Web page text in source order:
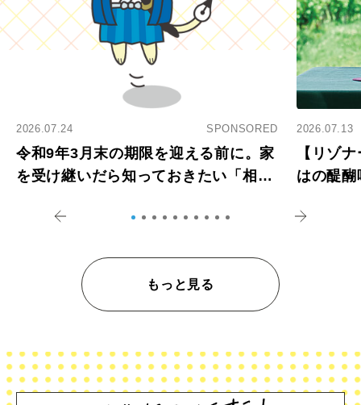
2026.07.24 SPONSORED
令和9年3月末の期限を迎える前に。家
を受け継いだら知っておきたい「相続
2026.07.13
【リゾ
はの醍
もっと見る